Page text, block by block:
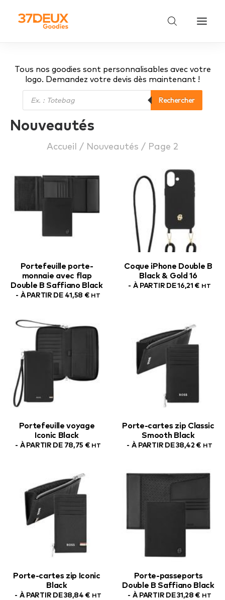
Tous nos goodies sont personnalisables avec votre
logo. Demandez votre devis dès maintenant !
Recherche
de
produits
Rechercher
Nouveautés
Accueil Nouveautés Page 2
Portefeuille porte-
monnaie avec flap
Double B Saffiano Black
À PARTIR DE 41,58 € HT
Coque iPhone Double B
Black & Gold 16
À PARTIR DE16,21 € HT
Portefeuille voyage
Iconic Black
À PARTIR DE 78,75 € HT
Porte-cartes zip Classic
Smooth Black
À PARTIR DE38,42 € HT
Porte-cartes zip Iconic
Black
À PARTIR DE38,84 € HT
Porte-passeports
Double B Saffiano Black
À PARTIR DE31,28 € HT